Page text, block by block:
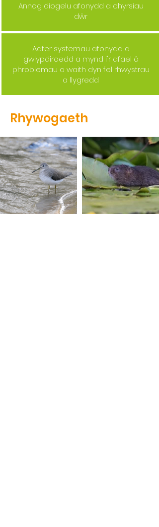
Annog diogelu afonydd a chyrsiau
dŵr
Adfer systemau afonydd a
gwlypdiroedd a mynd i'r afael â
phroblemau o waith dyn fel rhwystrau
a llygredd
Rhywogaeth